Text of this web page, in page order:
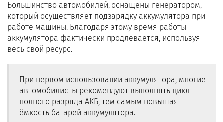
Большинство автомобилей, оснащены генератором,
который осуществляет подзарядку аккумулятора при
работе машины. Благодаря этому время работы
аккумулятора фактически продлевается, используя
весь свой ресурс.
При первом использовании аккумулятора, многие
автомобилисты рекомендуют выполнять цикл
полного разряда АКБ, тем самым повышая
ёмкость батарей аккумулятора.